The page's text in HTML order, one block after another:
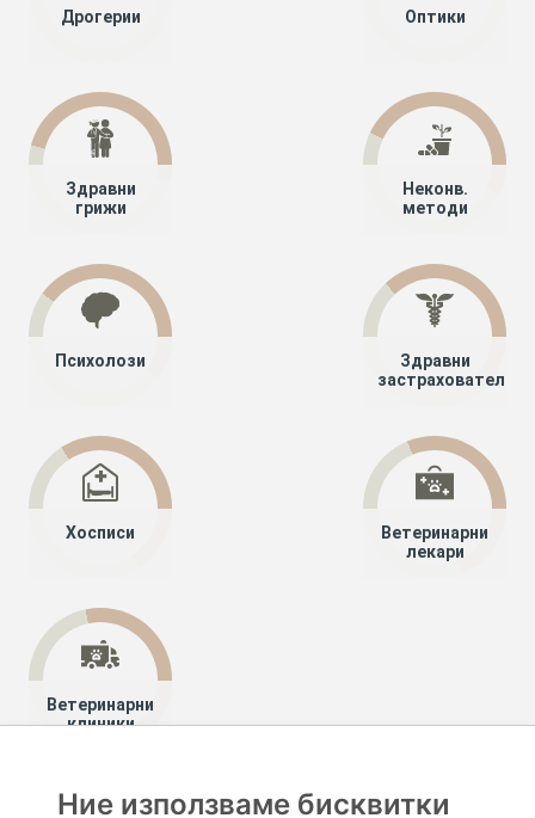
Дрогерии Оптики
Здравни
грижи
Неконв.
методи
Психолози
Здравни
застрахователи
Хосписи
Ветеринарни
лекари
Ветеринарни
клиники
Специалисти
Ние използваме бисквитки